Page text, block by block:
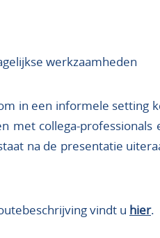
werkzaamheden
in een informele setting
met collega-professionals
na de presentatie
vindt u hier.